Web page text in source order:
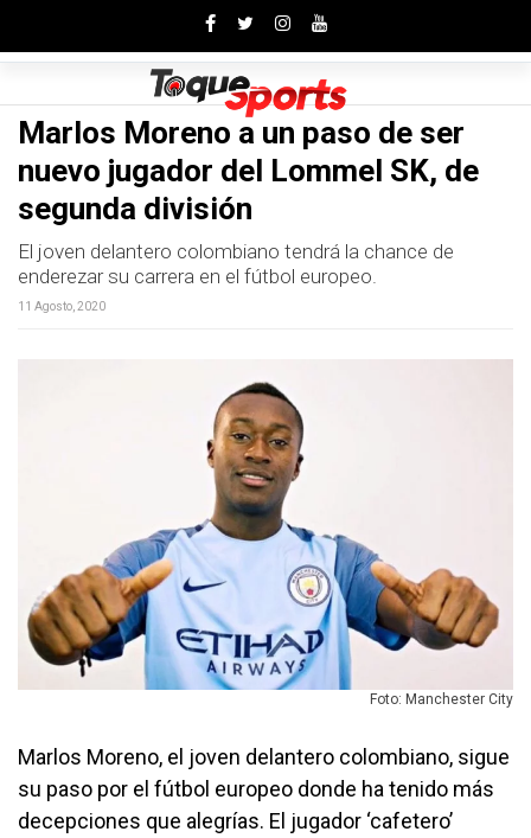
Marlos Moreno a un paso de ser
nuevo jugador del Lommel SK, de
segunda división
El joven delantero colombiano tendrá la chance de
enderezar su carrera en el fútbol europeo.
11 Agosto, 2020
Foto: Manchester City
Marlos Moreno, el joven delantero colombiano, sigue
su paso por el fútbol europeo donde ha tenido más
decepciones que alegrías. El jugador ‘cafetero’